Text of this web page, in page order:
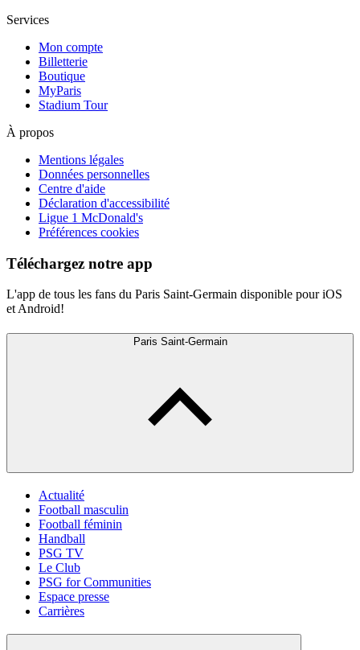
Services
Mon compte
Billetterie
Boutique
MyParis
Stadium Tour
À propos
Mentions légales
Données personnelles
Centre d'aide
Déclaration d'accessibilité
Ligue 1 McDonald's
Préférences cookies
Téléchargez notre app
L'app de tous les fans du Paris Saint-Germain disponible pour iOS
et Android!
Paris Saint-Germain
Actualité
Football masculin
Football féminin
Handball
PSG TV
Le Club
PSG for Communities
Espace presse
Carrières